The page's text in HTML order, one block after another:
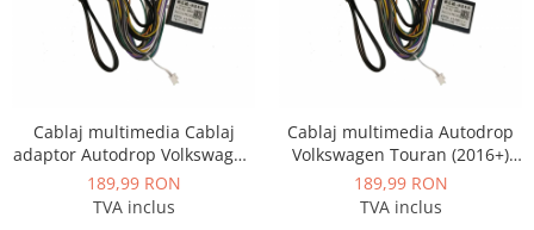
Cablaj multimedia Cablaj
adaptor Autodrop Volkswagen
Caddy (2023+) pentru
Navigații multimedia Android
189,99 RON
TVA inclus
Cablaj multimedia Autodrop
Volkswagen Touran (2016+)
pentru Navigații multimedia
Android
189,99 RON
TVA inclus